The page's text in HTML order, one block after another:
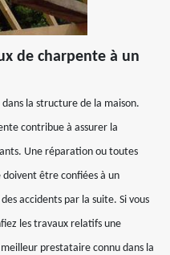
de charpente à un
la structure de la maison.
contribue à assurer la
Une réparation ou toutes
être confiées à un
accidents par la suite. Si vous
les travaux relatifs une
prestataire connu dans la